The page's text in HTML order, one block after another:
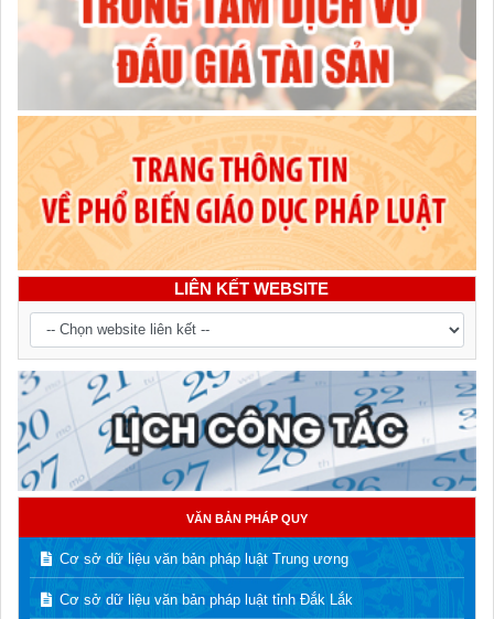
LIÊN KẾT WEBSITE
VĂN BẢN PHÁP QUY
Cơ sở dữ liệu văn bản pháp luật Trung ương
Cơ sở dữ liệu văn bản pháp luật tỉnh Đắk Lắk